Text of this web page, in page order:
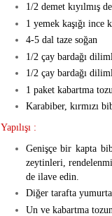
1/2 demet kıyılmış
1 yemek kaşığı ince
4-5 dal taze soğan
1/2 çay bardağı
1/2 çay bardağı
1 paket kabartma tozu
Karabiber, kırmızı
Yapılışı :
Genişçe bir kapta
zeytinleri,
de ilave edin.
Diğer tarafta
Un ve kabartma